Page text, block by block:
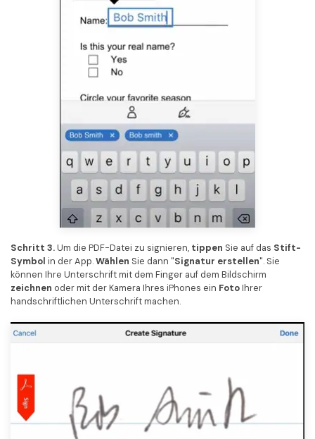
Schritt 3.Um die PDF-Datei zu signieren, tippen Sie auf das Stift-
Symbol in der App.Wählen Sie dann "Signatur erstellen". Sie
können Ihre Unterschrift mit dem Finger auf dem Bildschirm
zeichnen oder mit der Kamera Ihres iPhones ein FotoIhrer
handschriftlichen Unterschrift machen.